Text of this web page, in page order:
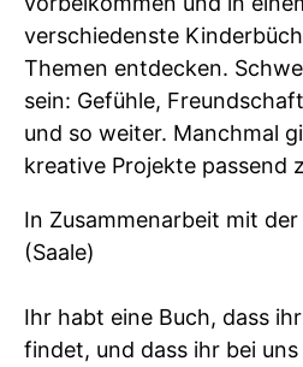
verschiedenste
Themen entdecken.
sein: Gefühle,
und so weiter. Manchmal
kreative Projekte passend
In Zusammenarbeit mit
(Saale)
Ihr habt eine Buch, dass
findet, und dass ihr bei